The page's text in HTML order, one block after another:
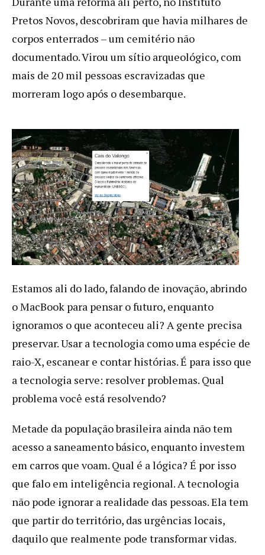
Pretos Novos, descobriram que havia milhares de
corpos enterrados – um cemitério não
documentado. Virou um sítio arqueológico, com
mais de 20 mil pessoas escravizadas que
morreram logo após o desembarque.
Estamos ali do lado, falando de inovação, abrindo
o MacBook para pensar o futuro, enquanto
ignoramos o que aconteceu ali? A gente precisa
preservar. Usar a tecnologia como uma espécie de
raio-X, escanear e contar histórias. É para isso que
a tecnologia serve: resolver problemas. Qual
problema você está resolvendo?
Metade da população brasileira ainda não tem
acesso a saneamento básico, enquanto investem
em carros que voam. Qual é a lógica? É por isso
que falo em inteligência regional. A tecnologia
não pode ignorar a realidade das pessoas. Ela tem
que partir do território, das urgências locais,
daquilo que realmente pode transformar vidas.